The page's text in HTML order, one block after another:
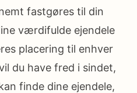
fastgøres til din
værdifulde ejendele
placering til enhver
du have fred i sindet,
finde dine ejendele,